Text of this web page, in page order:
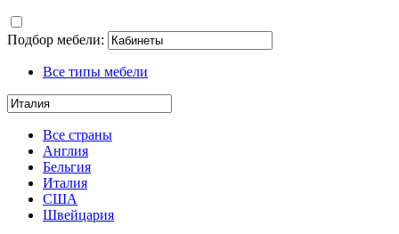
Подбор мебели:
Все типы мебели
Все страны
Англия
Бельгия
Италия
США
Швейцария